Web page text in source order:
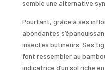
semble une alternative
Pourtant, grâce à ses
abondantes
insectes butineurs. Ses
font ressembler au
indicatrice d’un sol riche